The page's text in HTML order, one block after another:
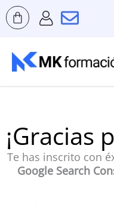
al
contenido
¡Gracias
Te has inscrito con
Google Search